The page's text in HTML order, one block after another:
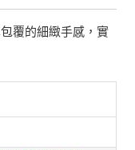
覆的細緻手感，實